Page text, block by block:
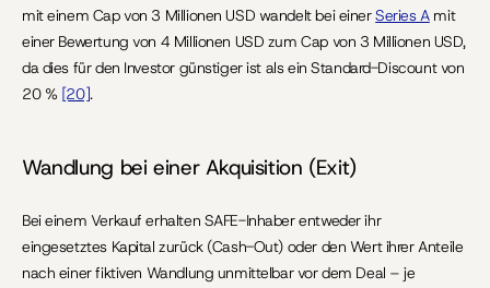
mit einem Cap von 3 Millionen USD wandelt bei einer Series A mit
einer Bewertung von 4 Millionen USD zum Cap von 3 Millionen USD,
da dies für den Investor günstiger ist als ein Standard-Discount von
20 % [20].
Wandlung bei einer Akquisition (Exit)
Bei einem Verkauf erhalten SAFE-Inhaber entweder ihr
eingesetztes Kapital zurück (Cash-Out) oder den Wert ihrer Anteile
nach einer fiktiven Wandlung unmittelbar vor dem Deal – je